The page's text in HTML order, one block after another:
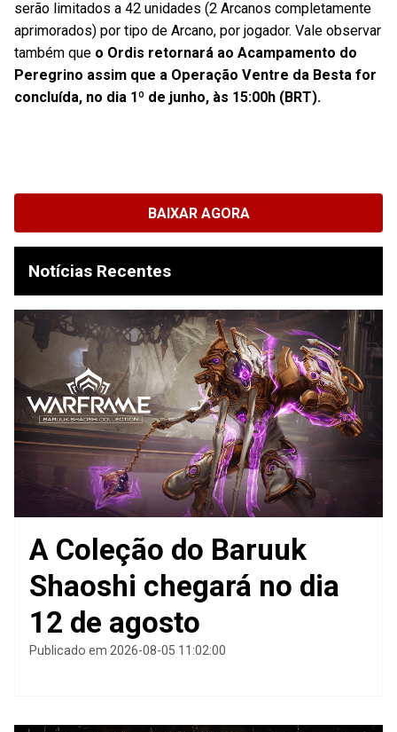
serão limitados a 42 unidades (2 Arcanos completamente
aprimorados) por tipo de Arcano, por jogador. Vale observar
também que o Ordis retornará ao Acampamento do
Peregrino assim que a Operação Ventre da Besta for
concluída, no dia 1º de junho, às 15:00h (BRT).
BAIXAR AGORA
Notícias Recentes
A Coleção do Baruuk
Shaoshi chegará no dia
12 de agosto
Publicado em 2026-08-05 11:02:00